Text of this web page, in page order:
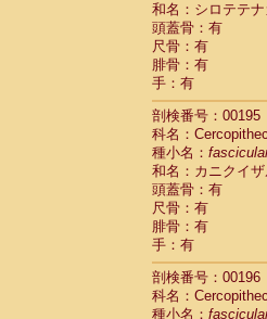
和名：シロテテ
頭蓋骨：有
尺骨：有
腓骨：有
手：有
剖検番号：00195
科名：
種小名：
和名：カニクイ
頭蓋骨：有
尺骨：有
腓骨：有
手：有
剖検番号：00196
科名：
種小名：